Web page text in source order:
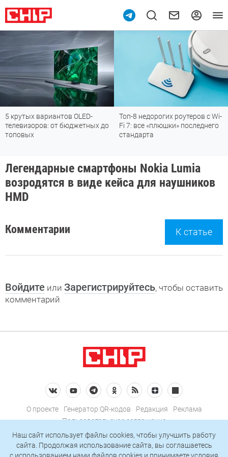
5 крутых вариантов OLED-
телевизоров: от бюджетных до
топовых
Топ-8 недорогих роутеров с Wi-
Fi 7: все «плюшки» последнего
стандарта
Легендарные смартфоны Nokia Lumia
возродятся в виде кейса для наушников
HMD
Комментарии К статье
Войдите или Зарегистрируйтесь, чтобы оставить
комментарий
О проекте Генератор QR-кодов Редакция
Реклама
Пользовательское соглашение
Политика конфиденциальности
Подписаться на рассылку
Наш сайт использует файлы cookies, чтобы улучшить работу
сайта. Продолжая использование сайта, вы соглашаетесь